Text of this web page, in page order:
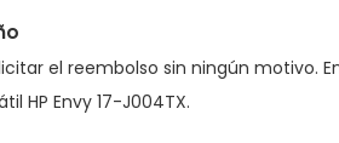
el reembolso sin ningún motivo.
HP Envy 17-J004TX.